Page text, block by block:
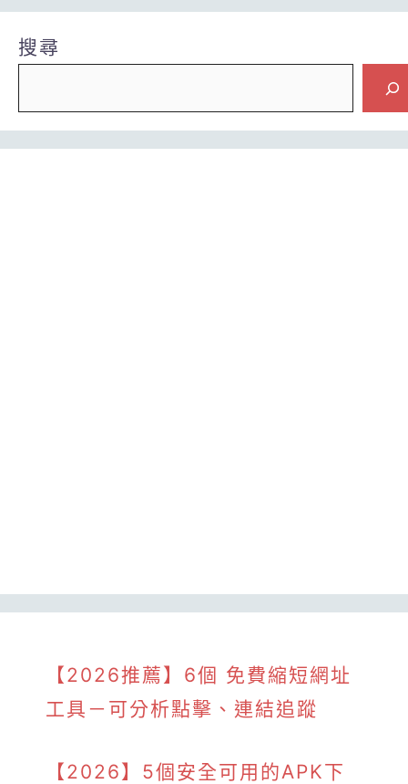
搜尋
【2026推薦】6個 免費縮短網址
工具－可分析點擊、連結追蹤
【2026】5個安全可用的APK下